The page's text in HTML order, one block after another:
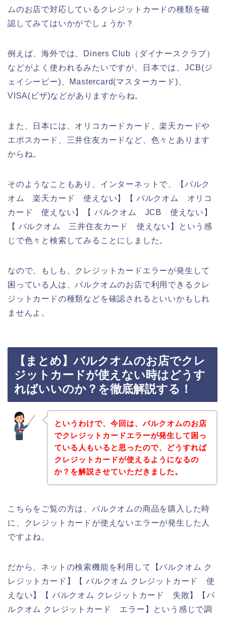
ムのお店で対応しているクレジットカードの種類を確
認してみてはいかがでしょうか？
例えば、海外では、Diners Club（ダイナースクラブ）
などがよく使われるみたいですが、日本では、JCB(ジ
ェイシービー)、Mastercard(マスターカード)、
VISA(ビザ)などがありますからね。
また、日本には、オリコカードカード、楽天カードや
エポスカード、三井住友カードなど、色々とあります
からね。
そのようなこともあり、インターネットで、【バルク
オム 楽天カード 使えない】【 バルクオム オリコ
カード 使えない】【 バルクオム JCB 使えない】
【 バルクオム 三井住友カード 使えない】という感
じで色々と検索してみることにしました。
なので、もしも、クレジットカードエラーが発生して
困っている人は、バルクオムのお店で利用できるクレ
ジットカードの種類などを確認されるといいかもしれ
ませんよ。
【まとめ】バルクオムのお店でクレ
ジットカードが使えない時はどうす
ればいいのか？を徹底解説する！
というわけで、今回は、バルクオムのお店
でクレジットカードエラーが発生して困っ
ている人もいると思ったので、どうすれば
クレジットカードが使えるようになるの
か？を解説させていただきました。
こちらをご覧の方は、バルクオムの商品を購入した時
に、クレジットカードが使えないエラーが発生した人
ですよね。
だから、ネットの検索機能を利用して【バルクオム ク
レジットカード】【 バルクオム クレジットカード 使
えない】【 バルクオム クレジットカード 失敗】【バ
ルクオム クレジットカード エラー】という感じで調